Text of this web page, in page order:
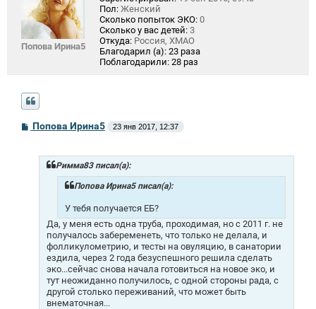
Попова Ирина5
Пол: Женский
Сколько попыток ЭКО: 0
Сколько у вас детей: 3
Откуда: Россия, ХМАО
Благодарил (а): 23 раза
Поблагодарили: 28 раз
СПопова Ирина5 23 янв 2017, 12:37
Римма83 писал(а):
Попова Ирина5 писал(а):
У тебя получается ЕБ?
Да, у меня есть одна труба, проходимая, но с 2011 г. не
получалось забеременеть, что только не делала, и
фолликулометрию, и тесты на овуляцию, в санатории
ездила, через 2 года безуспешного решила сделать
эко...сейчас снова начала готовиться на новое эко, и
тут неожиданно получилось, с одной стороны рада, с
другой столько переживаний, что может быть
внематочная...